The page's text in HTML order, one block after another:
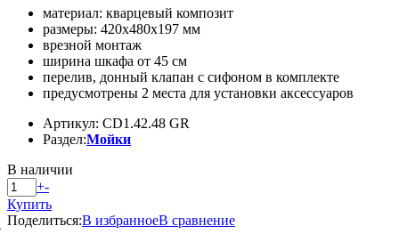
материал: кварцевый композит
размеры: 420х480х197 мм
врезной монтаж
ширина шкафа от 45 см
перелив, донный клапан с сифоном в комплекте
предусмотрены 2 места для установки аксессуаров
Артикул: CD1.42.48 GR
Раздел:Мойки
В наличии
+-
Купить
Поделиться:В избранноеВ сравнение